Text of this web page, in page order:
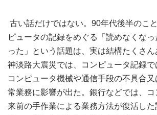
古い話だけではない。90年代後半のこ
ピュータの記録をめぐる「読めなくなっ
った」という話題は、実は結構たくさ
神淡路大震災では、コンピュータ記録
コンピュータ機械や通信手段の不具合又
常業務に影響が出た。銀行などでは、コ
来前の手作業による業務方法が復活し